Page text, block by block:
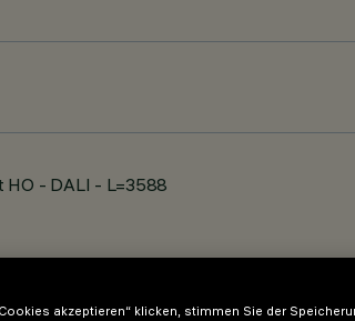
HO - DALI - L=3588
akzeptieren“ klicken, stimmen Sie der